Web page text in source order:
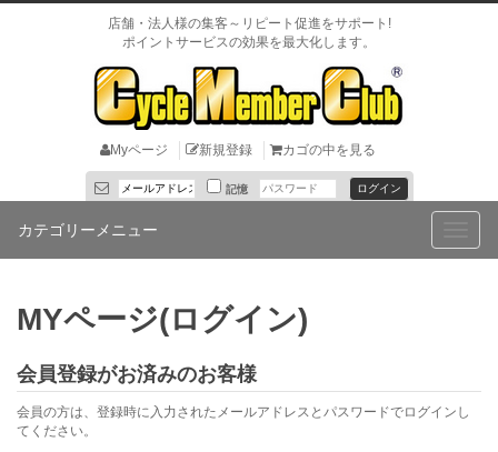
店舗・法人様の集客～リピート促進をサポート!
ポイントサービスの効果を最大化します。
Myページ 新規登録 カゴの中を見る
記憶
カテゴリーメニュー
MYページ(ログイン)
会員登録がお済みのお客様
会員の方は、登録時に入力されたメールアドレスとパスワードでログインし
てください。